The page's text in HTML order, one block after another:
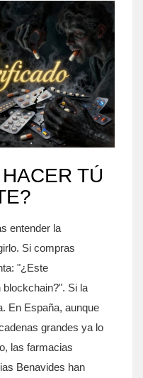
TÚ
entender la
Si compras
"¿Este
Si la
En España, aunque
grandes ya lo
las farmacias
Benavides han